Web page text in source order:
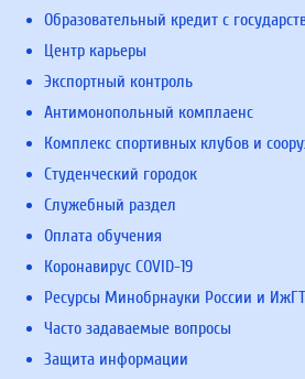
Образовательный кредит с
Центр карьеры
Экспортный контроль
Антимонопольный комплаенс
Комплекс спортивных клубов и
Студенческий городок
Служебный раздел
Оплата обучения
Коронавирус COVID-19
Ресурсы Минобрнауки России и
Часто задаваемые вопросы
Защита информации